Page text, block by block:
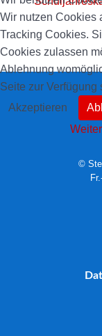
©
Wir nutzen Cookies
Tracking Cookies.
Cookies zulassen
Ablehnung
Seite zur Verfügung
Akzeptieren